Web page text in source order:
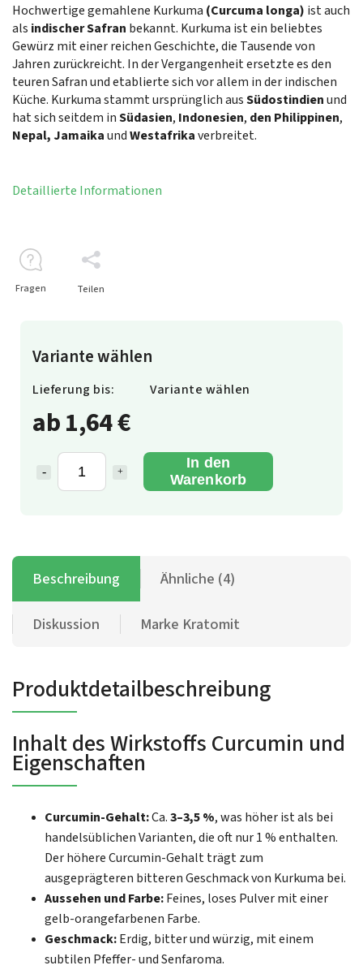
ab1,64 €
In den
Warenkorb
Variante wählen
Lieferung bis: Variante wählen
Hochwertige gemahlene Kurkuma (Curcuma longa) ist auch
als indischer Safran bekannt. Kurkuma ist ein beliebtes
Gewürz mit einer reichen Geschichte, die Tausende von
Jahren zurückreicht. In der Vergangenheit ersetzte es den
teuren Safran und etablierte sich vor allem in der indischen
Küche. Kurkuma stammt ursprünglich ausSüdostindienund
hat sich seitdem inSüdasien, Indonesien, den Philippinen,
Nepal, JamaikaundWestafrikaverbreitet.
Detaillierte Informationen
Fragen Teilen
Beschreibung Ähnliche (4)
Diskussion Marke Kratomit
Produktdetailbeschreibung
Inhalt des Wirkstoffs Curcumin und
Eigenschaften
Curcumin-Gehalt:Ca.3–3,5 %, was höher ist als bei
handelsüblichen Varianten, die oft nur 1 % enthalten.
Der höhere Curcumin-Gehalt trägt zum
ausgeprägteren bitteren Geschmack von Kurkuma bei.
Aussehen und Farbe:Feines, loses Pulver mit einer
gelb-orangefarbenen Farbe.
Geschmack:Erdig, bitter und würzig, mit einem
subtilen Pfeffer- und Senfaroma.